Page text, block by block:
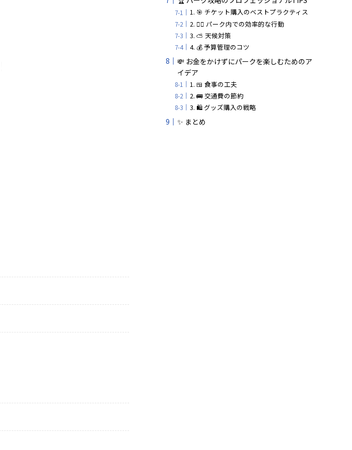
1. 🎯 チケット購入のベストプラクティス
2. 🚶‍♂️ パーク内での効率的な行動
3. ⛅ 天候対策
4. 💰 予算管理のコツ
💸 お金をかけずにパークを楽しむためのア
イデア
1. 🍱 食事の工夫
2. 🚌 交通費の節約
3. 🛍️ グッズ購入の戦略
✨ まとめ